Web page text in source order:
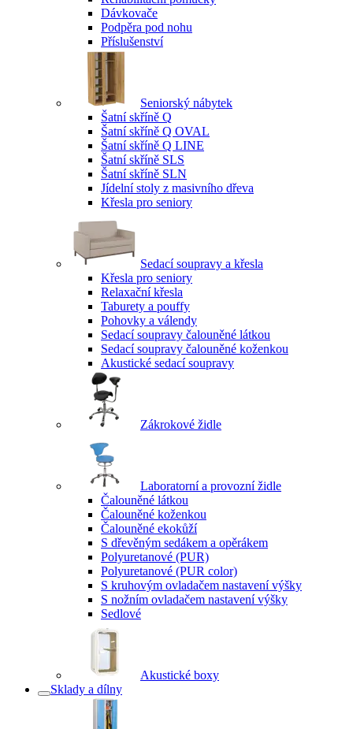
Dávkovače
Podpěra pod nohu
Příslušenství
Seniorský nábytek
Šatní skříně Q
Šatní skříně Q OVAL
Šatní skříně Q LINE
Šatní skříně SLS
Šatní skříně SLN
Jídelní stoly z masivního dřeva
Křesla pro seniory
Sedací soupravy a křesla
Křesla pro seniory
Relaxační křesla
Taburety a pouffy
Pohovky a válendy
Sedací soupravy čalouněné látkou
Sedací soupravy čalouněné koženkou
Akustické sedací soupravy
Zákrokové židle
Laboratorní a provozní židle
Čalouněné látkou
Čalouněné koženkou
Čalouněné ekokůží
S dřevěným sedákem a opěrákem
Polyuretanové (PUR)
Polyuretanové (PUR color)
S kruhovým ovladačem nastavení výšky
S nožním ovladačem nastavení výšky
Sedlové
Akustické boxy
Sklady a dílny